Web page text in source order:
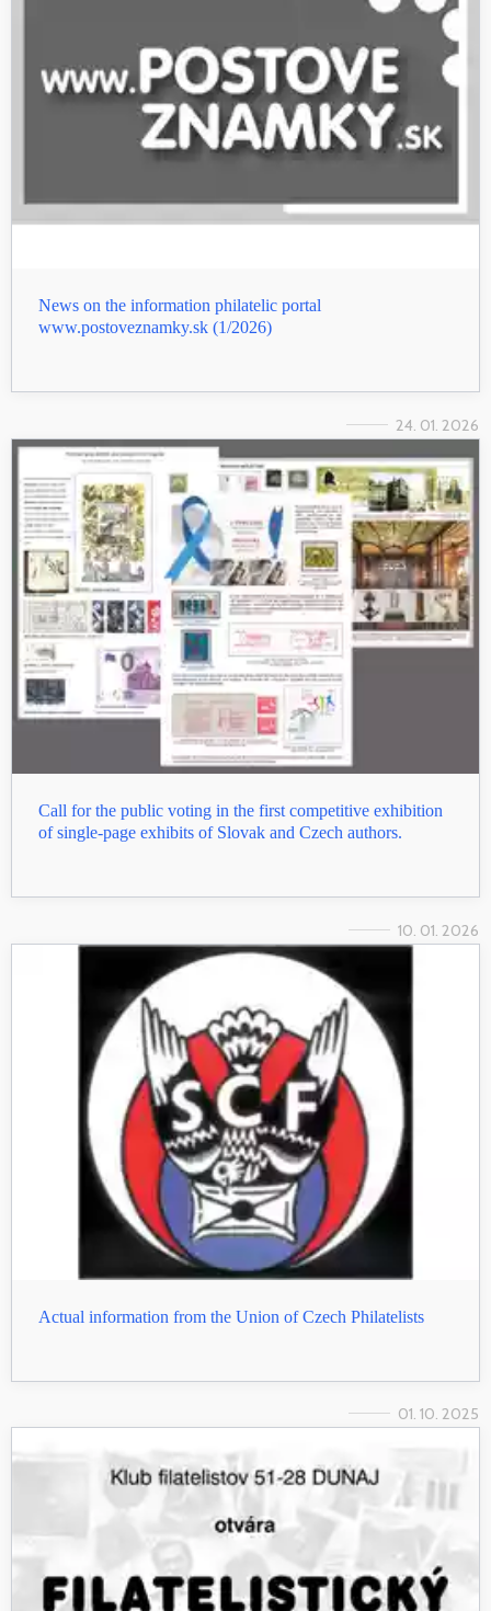
News on the information philatelic portal
www.postoveznamky.sk (1/2026)
24. 01. 2026
Call for the public voting in the first competitive exhibition
of single-page exhibits of Slovak and Czech authors.
10. 01. 2026
Actual information from the Union of Czech Philatelists
01. 10. 2025